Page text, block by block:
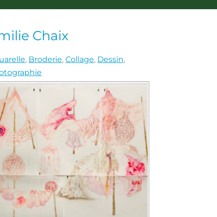
Chaix
, Broderie, Collage, Dessin,